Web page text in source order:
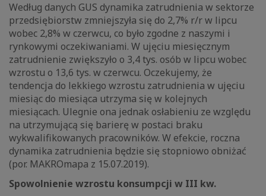
Według danych GUS dynamika zatrudnienia w sektorze
przedsiębiorstw zmniejszyła się do 2,7% r/r w lipcu
wobec 2,8% w czerwcu, co było zgodne z naszymi i
rynkowymi oczekiwaniami. W ujęciu miesięcznym
zatrudnienie zwiększyło o 3,4 tys. osób w lipcu wobec
wzrostu o 13,6 tys. w czerwcu. Oczekujemy, że
tendencja do lekkiego wzrostu zatrudnienia w ujęciu
miesiąc do miesiąca utrzyma się w kolejnych
miesiącach. Ulegnie ona jednak osłabieniu ze względu
na utrzymującą się barierę w postaci braku
wykwalifikowanych pracowników. W efekcie, roczna
dynamika zatrudnienia będzie się stopniowo obniżać
(por. MAKROmapa z 15.07.2019).
Spowolnienie wzrostu konsumpcji w III kw.